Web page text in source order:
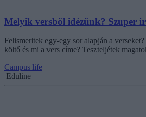
Melyik versből idézünk? Szuper
Felismeritek egy-egy sor alapján a
költő és mi a vers címe? Teszteljétek
Campus life
Eduline